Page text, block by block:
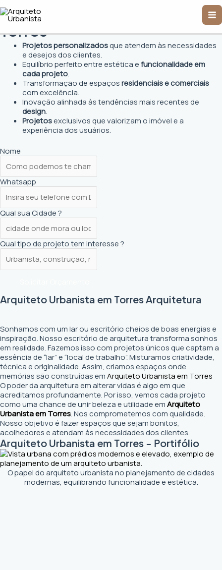
para
conteúdo
Arquiteto Urbanista em
Torres
Projetos personalizadosque atendem às necessidades
e desejos dos clientes.
Equilíbrio perfeito entre estética efuncionalidade em
cada projeto.
Transformação de espaçosresidenciais e comerciais
com excelência.
Inovação alinhada às tendências mais recentes de
design.
Projetosexclusivos que valorizam o imóvel e a
experiência dos usuários.
Nome
Whatsapp
Qual sua Cidade ?
Qual tipo de projeto tem interesse ?
Arquiteto Urbanista em Torres Arquitetura
Sonhamos com um lar ou escritório cheios de boas energias e
inspiração. Nosso escritório de arquitetura transforma sonhos
em realidade. Fazemos isso com projetos únicos que captam a
essência de “lar” e “local de trabalho”. Misturamos criatividade,
técnica e originalidade. Assim, criamos espaços onde
memórias são construídas emArquiteto Urbanista em Torres
O poder da arquitetura em alterar vidas é algo em que
acreditamos profundamente. Por isso, vemos cada projeto
como uma chance de unir beleza e utilidade emArquiteto
Urbanista em Torres. Nos comprometemos com qualidade.
Nosso objetivo é fazer espaços que sejam bonitos,
acolhedores e atendam às necessidades dos clientes.
Arquiteto Urbanista em Torres - Portifólio
O papel do arquiteto urbanista no planejamento de cidades
modernas, equilibrando funcionalidade e estética.